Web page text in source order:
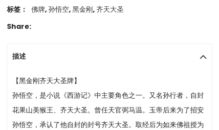
标签：
佛牌,孙悟空,黑金刚,齐天大圣
Share:
描述
【黑金刚齐天大圣牌】
孙悟空，是小说《西游记》中主要角色之一。又名孙行者，自封
花果山美猴王、齐天大圣。曾任天官弼马温。玉帝后来为了招安
孙悟空，承认了他自封的封号齐天大圣。取经后为如来佛祖授为